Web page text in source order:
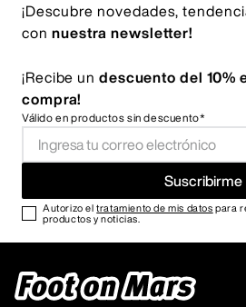
¡Descubre novedades,
con nuestra newsletter!
¡Recibe un descuento del 10%
compra!
Válido en productos sin descuento*
Suscribirme
Autorizo eltratamiento de mis datos para
productos y noticias.